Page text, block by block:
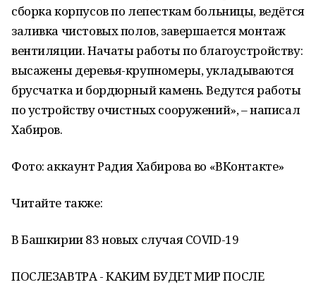
сборка корпусов по лепесткам больницы, ведётся
заливка чистовых полов, завершается монтаж
вентиляции. Начаты работы по благоустройству:
высажены деревья-крупномеры, укладываются
брусчатка и бордюрный камень. Ведутся работы
по устройству очистных сооружений», – написал
Хабиров.
Фото: аккаунт Радия Хабирова во «ВКонтакте»
Читайте также:
В Башкирии 83 новых случая COVID-19
ПОСЛЕЗАВТРА - КАКИМ БУДЕТ МИР ПОСЛЕ